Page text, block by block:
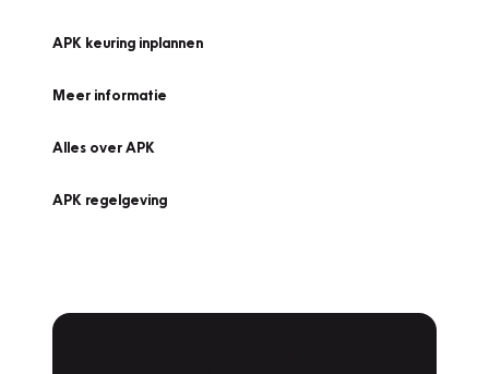
APK keuring inplannen
Meer informatie
Alles over APK
APK regelgeving